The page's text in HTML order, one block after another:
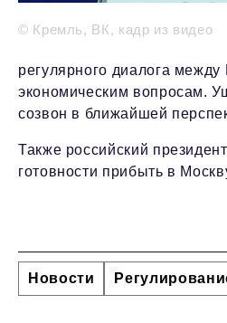
© Кремль, ВК, кадр из видео
регулярного диалога
экономическим вопросам.
созвон в ближайшей
Также российский
готовности прибыть в
Новости